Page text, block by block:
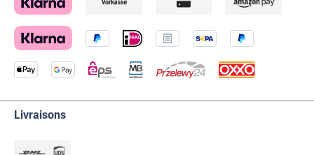
Livraisons